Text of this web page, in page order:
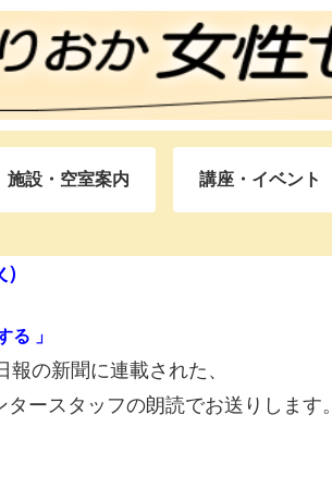
施設・空室案内 講座・イベント
る 」
の新聞に連載された、
ースタッフの朗読でお送りします。